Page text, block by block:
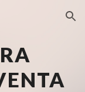
Skip to navigation